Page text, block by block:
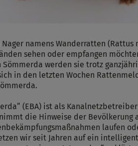
namens Wanderratten
sehen oder empfangen
werden sie trotz
in den letzten Wochen
(EBA) ist als
die Hinweise der
laufen
wir seit Jahren auf ein